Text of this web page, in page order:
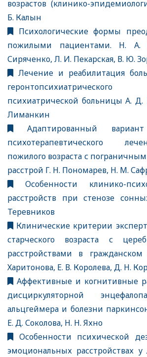
возрастов (клинико-
Б. Калын
Психологические формы
пожилыми пациентами. Н. А.
Сиряченко, Л. И. Пекарская, В. Ю.
Лечение и реабилитация
психиатрической больницы А.
Лиманкин
Адаптированный вариант
психотерапевтического
пожилого возраста с
расстрой Г. Н. Пономарев, Н. М.
Особенности клинико-
расстройств при стенозе
Теревников
Клинические критерии
старческого возраста с
расстройствами в
Харитонова, Е. В. Королева, Д. Н.
Аффективные и когнитивные
дисциркуляторной
альцгеймера и болезни
Е. Д. Соколова, Н. Н. Яхно
Особенности психической
эмоциональных расстройствах у